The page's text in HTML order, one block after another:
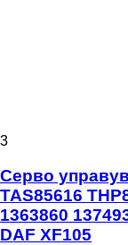
3
Серво
TAS85616
1363860
DAF XF105